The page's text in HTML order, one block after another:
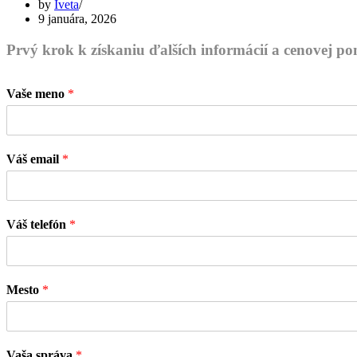
by Iveta
9 januára, 2026
Prvý krok k získaniu ďalších informácií a cenovej
Vaše meno *
Váš email *
Váš telefón *
Mesto *